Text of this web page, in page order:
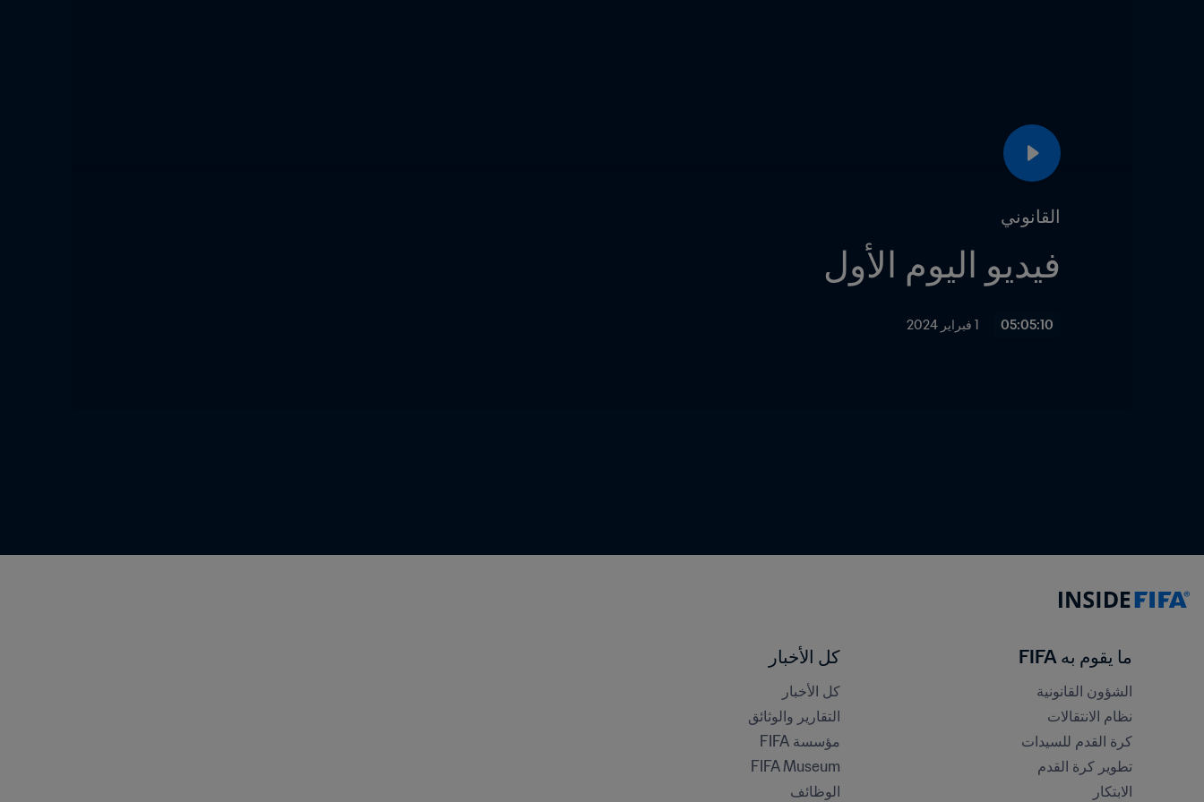
القانوني
فيديو اليوم الأول
05:05:10 1 فبراير 2024
ما يقوم به FIFA
الشؤون القانونية
نظام الانتقالات
كرة القدم للسيدات
تطوير كرة القدم
الابتكار
كل الأخبار
كل الأخبار
التقارير والوثائق
مؤسسة FIFA
FIFA Museum
الوظائف